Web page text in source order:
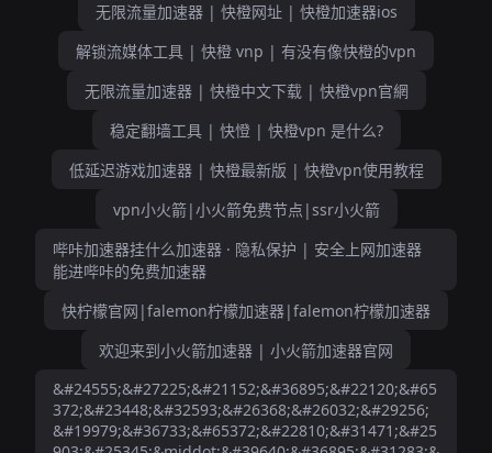
无限流量加速器 | 快橙网址 | 快橙加速器ios
解锁流媒体工具 | 快橙 vnp | 有没有像快橙的vpn
无限流量加速器 | 快橙中文下载 | 快橙vpn官網
稳定翻墙工具 | 快憕 | 快橙vpn 是什么?
低延迟游戏加速器 | 快橙最新版 | 快橙vpn使用教程
vpn小火箭|小火箭免费节点|ssr小火箭
哔咔加速器挂什么加速器 · 隐私保护 | 安全上网加速器
能进哔咔的免费加速器
快柠檬官网|falemon柠檬加速器|falemon柠檬加速器
欢迎来到小火箭加速器 | 小火箭加速器官网
&#24555;&#27225;&#21152;&#36895;&#22120;&#65
372;&#23448;&#32593;&#26368;&#26032;&#29256;
&#19979;&#36733;&#65372;&#22810;&#31471;&#25